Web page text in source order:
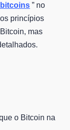
” no
princípios
mas
o Bitcoin na